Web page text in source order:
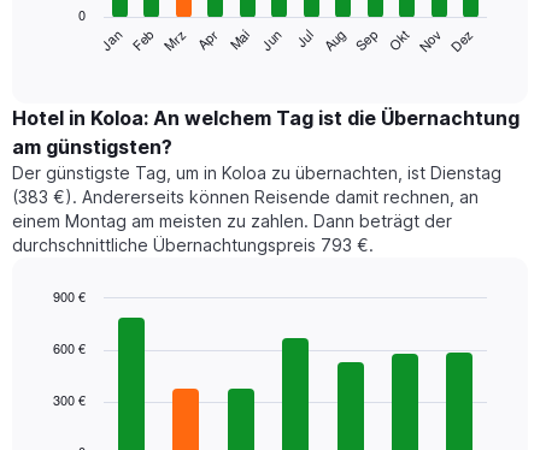
folgende
den
durchschnittlichen
Zimmerpreis
im
jeweiligen
Monat
an.
Diagramm
die
Jan Feb Mrz Apr Mai Jun Jul Aug Sep Okt Nov Dez
0
Hotel in Koloa: An welchem Tag ist die Übernachtung
am günstigsten?
Der günstigste Tag, um in Koloa zu übernachten, ist Dienstag
(383 €). Andererseits können Reisende damit rechnen, an
einem Montag am meisten zu zahlen. Dann beträgt der
durchschnittliche Übernachtungspreis 793 €.
chart
bars.
300 €
600 €
900 €